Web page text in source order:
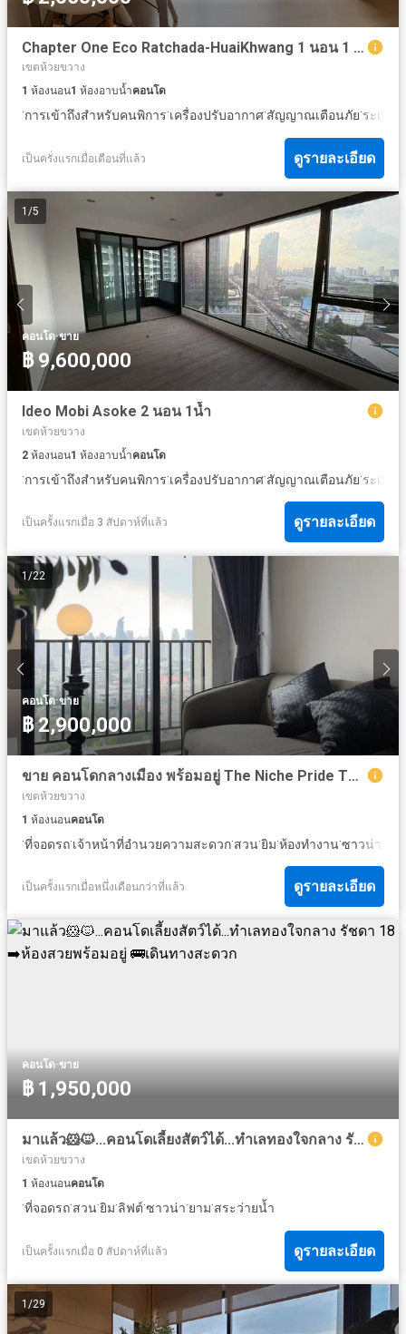
Chapter One Eco Ratchada-HuaiKhwang 1 นอน 1 น้ำ
เขตห้วยขวาง
1 ห้องนอน1 ห้องอาบน้ำคอนโด
·การเข้าถึงสำหรับคนพิการ·เครื่องปรับอากาศ·สัญญาณเตือนภัย·ระเบียง
เป็นครั่งแรกเมื่อเดือนที่แล้ว ดูรายละเอียด
1 /5
คอนโด·ขาย
฿ 9,600,000
Ideo Mobi Asoke 2 นอน 1น้ำ
เขตห้วยขวาง
2 ห้องนอน1 ห้องอาบน้ำคอนโด
·การเข้าถึงสำหรับคนพิการ·เครื่องปรับอากาศ·สัญญาณเตือนภัย·ระเบียง
เป็นครั้งแรกเมื่อ 3 สัปดาห์ที่แล้ว ดูรายละเอียด
1 /22
คอนโด·ขาย
฿ 2,900,000
ขาย คอนโดกลางเมือง พร้อมอยู่ The Niche Pride Thonglor เดอะ นิช ไพรด์ ทองหล่อ เพชรบุรี ชั้น 25 วิวไม่บล็อค ขนาด 35 ตรม ตำแหน่งห้องดี ราคาดีสุดเพียง 2.9
เขตห้วยขวาง
1 ห้องนอนคอนโด
·ที่จอดรถ·เจ้าหน้าที่อำนวยความสะดวก·สวน·ยิม·ห้องทำงาน·ซาวน่า
เป็นครั้งแรกเมื่อหนึ่งเดือนกว่าที่แล้ว ดูรายละเอียด
คอนโด·ขาย
฿ 1,950,000
มาแล้ว🐹🐱...คอนโดเลี้ยงสัตว์ได้...ทำเลทองใจกลาง รัชดา 18 ➡️ห้องสวยพร้อมอยู่ 🚌เดินทางสะดวก
เขตห้วยขวาง
1 ห้องนอนคอนโด
·ที่จอดรถ·สวน·ยิม·ลิฟต์·ซาวน่า·ยาม·สระว่ายน้ำ
เป็นครั้งแรกเมื่อ 0 สัปดาห์ที่แล้ว ดูรายละเอียด
1 /29